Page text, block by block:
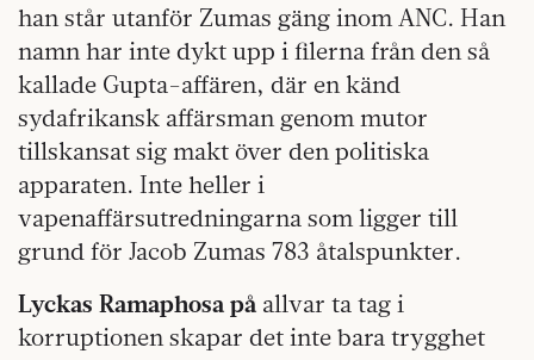
han står utanför Zumas gäng inom ANC. Han
namn har inte dykt upp i filerna från den så
kallade Gupta-affären, där en känd
sydafrikansk affärsman genom mutor
tillskansat sig makt över den politiska
apparaten. Inte heller i
vapenaffärsutredningarna som ligger till
grund för Jacob Zumas 783 åtalspunkter.
Lyckas Ramaphosa på allvar ta tag i
korruptionen skapar det inte bara trygghet